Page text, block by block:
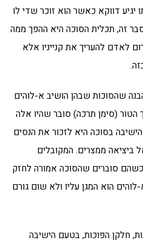
יגיע דווקא כאשר הוא זוכר שדי לו
זה, תכלית הסוכה היא ההפך ממה
לאדם להעריך את קנייניו אלא
שהסוכות שבהן הושיב א-לוהים
(סימן תרכה) סובר שהיו אלה
בסוכה היא לזכור את הנסים
ביציאה ממצרים. המקובלים
סוברים שהסוכה אמורה לחזק
הוא המגן עליו ולא שום גורם
חלקן הפוכות, בטעם הישיבה